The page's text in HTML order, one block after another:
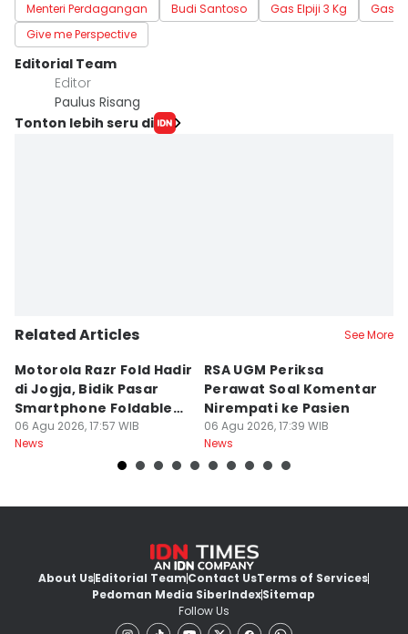
Menteri Perdagangan Budi Santoso Gas Elpiji 3 Kg
Gas
Give me Perspective
Editorial Team
Editor
Paulus Risang
Tonton lebih seru di
Related Articles See More
Motorola Razr Fold Hadir
di Jogja, Bidik Pasar
Smartphone Foldable
Premium
06 Agu 2026, 17:57 WIB
News
RSA UGM Periksa
Perawat Soal Komentar
Nirempati ke Pasien
06 Agu 2026, 17:39 WIB
News
About UsEditorial TeamContact UsTerms of Services
Pedoman Media SiberIndexSitemap
Follow Us